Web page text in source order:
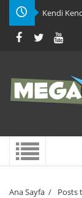
Kendi
Ana Sayfa / Posts